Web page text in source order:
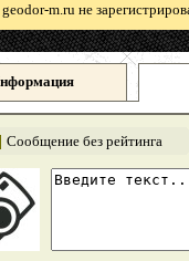
m.ru не
Сообщение без рейтинга